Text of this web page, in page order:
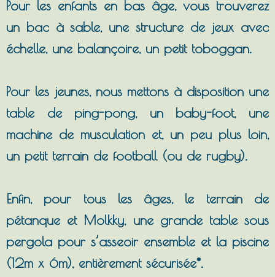
Pour les enfants en bas âge, vous trouverez
un bac à sable, une structure de jeux avec
échelle, une balançoire, un petit toboggan.
Pour les jeunes, nous mettons à disposition une
table de ping-pong, un baby-foot, une
machine de musculation et, un peu plus loin,
un petit terrain de football (ou de rugby).
Enfin, pour tous les âges, le terrain de
pétanque et Molkky, une grande table sous
pergola pour s’asseoir ensemble et la piscine
(12m x 6m), entièrement sécurisée*.